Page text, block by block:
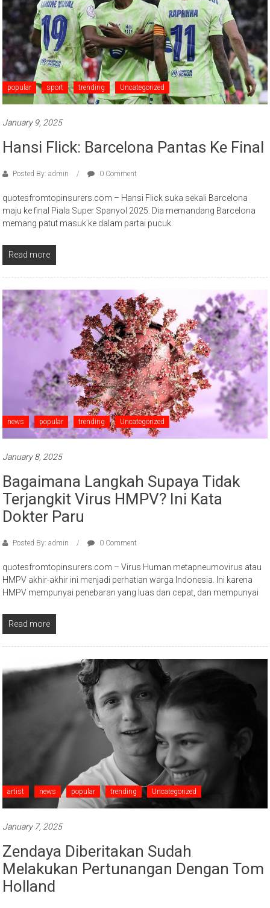
popular sport trending Uncategorized
January 9, 2025
Hansi Flick: Barcelona Pantas Ke Final
Posted By: admin 0 Comment
quotesfromtopinsurers.com – Hansi Flick suka sekali Barcelona
maju ke final Piala Super Spanyol 2025. Dia memandang Barcelona
memang patut masuk ke dalam partai pucuk.
Read more
news popular trending Uncategorized
January 8, 2025
Bagaimana Langkah Supaya Tidak
Terjangkit Virus HMPV? Ini Kata
Dokter Paru
Posted By: admin 0 Comment
quotesfromtopinsurers.com – Virus Human metapneumovirus atau
HMPV akhir-akhir ini menjadi perhatian warga Indonesia. Ini karena
HMPV mempunyai penebaran yang luas dan cepat, dan mempunyai
Read more
artist news popular trending Uncategorized
January 7, 2025
Zendaya Diberitakan Sudah
Melakukan Pertunangan Dengan Tom
Holland